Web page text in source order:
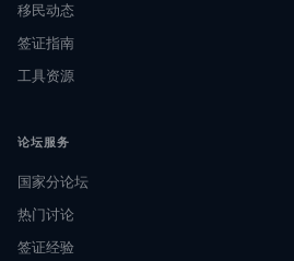
移民动态
签证指南
工具资源
论坛服务
国家分论坛
热门讨论
签证经验